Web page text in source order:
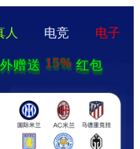
人 电竞
电子
赠送 15% 红包